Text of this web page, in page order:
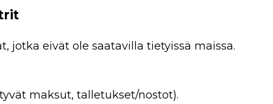
jotka eivät ole saatavilla tietyissä maissa.
maksut, talletukset/nostot).